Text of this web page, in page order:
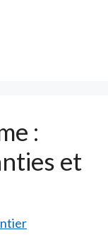
:
et